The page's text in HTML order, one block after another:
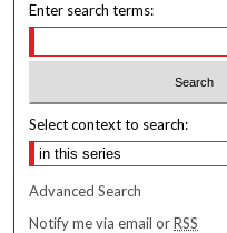
Enter search terms:
Select context to search:
Advanced Search
Notify me via email orRSS